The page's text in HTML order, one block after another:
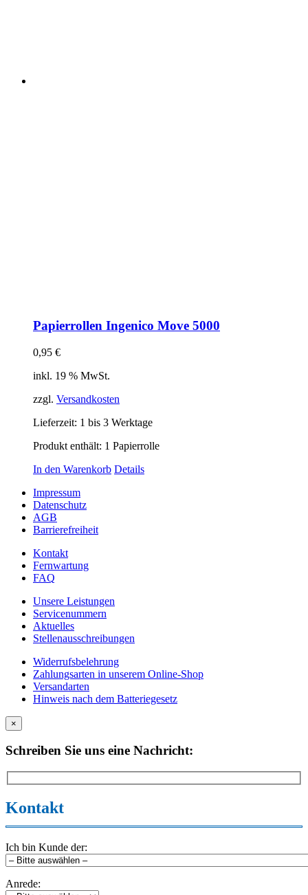
Papierrollen Ingenico Move 5000
0,95 €
inkl. 19 % MwSt.
zzgl. Versandkosten
Lieferzeit: 1 bis 3 Werktage
Produkt enthält: 1 Papierrolle
In den Warenkorb Details
Impressum
Datenschutz
AGB
Barrierefreiheit
Kontakt
Fernwartung
FAQ
Unsere Leistungen
Servicenummern
Aktuelles
Stellenausschreibungen
Widerrufsbelehrung
Zahlungsarten in unserem Online-Shop
Versandarten
Hinweis nach dem Batteriegesetz
×
Schreiben Sie uns eine Nachricht:
Kontakt
Ich bin Kunde der:
Anrede: